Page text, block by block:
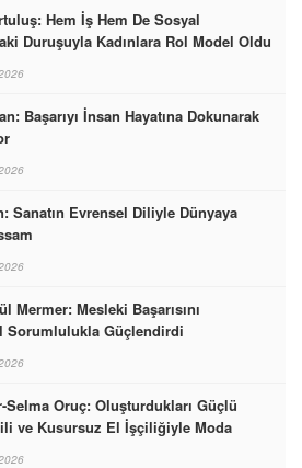
Hem İş Hem De Sosyal
Duruşuyla Kadınlara Rol Model Oldu
Başarıyı İnsan Hayatına Dokunarak
Sanatın Evrensel Diliyle Dünyaya
Mermer: Mesleki Başarısını
Sorumlulukla Güçlendirdi
Selma Oruç: Oluşturdukları Güçlü
ve Kusursuz El İşçiliğiyle Moda
Attılar